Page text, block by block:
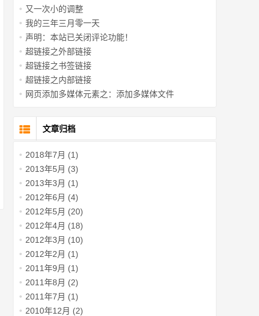
又一次小的调整
我的三年三月零一天
声明：本站已关闭评论功能！
超链接之外部链接
超链接之书签链接
超链接之内部链接
网页添加多媒体元素之：添加多媒体文件
文章归档
2018年7月 (1)
2013年5月 (3)
2013年3月 (1)
2012年6月 (4)
2012年5月 (20)
2012年4月 (18)
2012年3月 (10)
2012年2月 (1)
2011年9月 (1)
2011年8月 (2)
2011年7月 (1)
2010年12月 (2)